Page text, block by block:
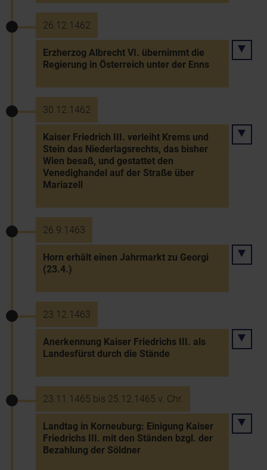
26.12.1462
Erzherzog Albrecht VI. übernimmt die
Regierung in Österreich unter der Enns
30.12.1462
Kaiser Friedrich III. verleiht Krems und
Stein das Niederlagsrechts, das bisher
Wien besaß, und gestattet den
Venedighandel auf der Straße über
Mariazell
26.9.1463
Horn erhält einen Jahrmarkt zu Georgi
(23.4.)
23.12.1463
Anerkennung Kaiser Friedrichs III. als
Landesfürst durch die Stände
23.11.1465 bis 25.12.1465 v. Chr.
Landtag in Korneuburg: Einigung Kaiser
Friedrichs III. mit den Ständen bzgl. der
Bezahlung der Söldner